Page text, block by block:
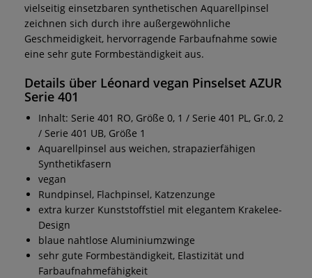
vielseitig einsetzbaren synthetischen Aquarellpinsel
zeichnen sich durch ihre außergewöhnliche
Geschmeidigkeit, hervorragende Farbaufnahme sowie
eine sehr gute Formbeständigkeit aus.
Details über Léonard vegan Pinselset AZUR
Serie 401
Inhalt: Serie 401 RO, Größe 0, 1 / Serie 401 PL, Gr.0, 2
/ Serie 401 UB, Größe 1
Aquarellpinsel aus weichen, strapazierfähigen
Synthetikfasern
vegan
Rundpinsel, Flachpinsel, Katzenzunge
extra kurzer Kunststoffstiel mit elegantem Krakelee-
Design
blaue nahtlose Aluminiumzwinge
sehr gute Formbeständigkeit, Elastizität und
Farbaufnahmefähigkeit